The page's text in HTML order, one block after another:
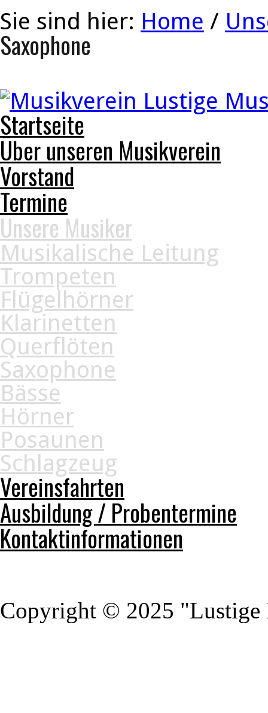
Sie sind hier: Home /
Saxophone
Startseite
Über unseren Musikverein
Vorstand
Termine
Unsere Musiker
Musikalische Leitung
Trompeten
Flügelhörner
Klarinetten
Querflöten
Saxophone
Bässe
Hörner
Posaunen
Schlagzeug
Vereinsfahrten
Ausbildung / Probentermine
Kontaktinformationen
Copyright © 2025 "Lustige